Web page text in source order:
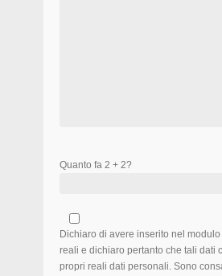
Quanto fa 2 + 2?
Dichiaro di avere inserito nel
reali e dichiaro pertanto che tali dati
propri reali dati personali. Sono